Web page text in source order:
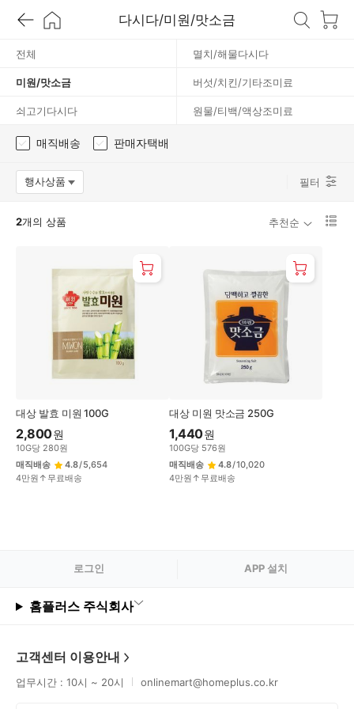
다시다/미원/맛소금
전체 멸치/해물다시다
미원/맛소금 버섯/치킨/기타조미료
쇠고기다시다 원물/티백/액상조미료
매직배송 판매자택배
행사상품옵션팝업 열기 필터
2개의 상품 추천순
대상 발효 미원 100G
2,800원
10G당 280원
매직배송
4.8/5,654
4만원↑무료배송
대상 미원 맛소금 250G
1,440원
100G당 576원
매직배송
4.8/10,020
4만원↑무료배송
로그인 APP 설치
홈플러스 주식회사
고객센터 이용안내
업무시간 : 10시 ~ 20시 onlinemart@homeplus.co.kr